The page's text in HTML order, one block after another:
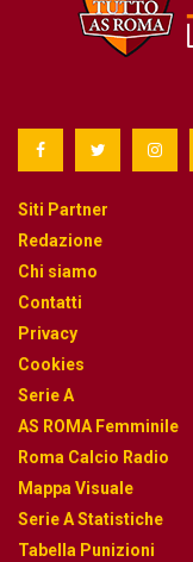
Siti Partner
Redazione
Chi siamo
Contatti
Privacy
Cookies
Serie A
AS ROMA Femminile
Roma Calcio Radio
Mappa Visuale
Serie A Statistiche
Tabella Punizioni